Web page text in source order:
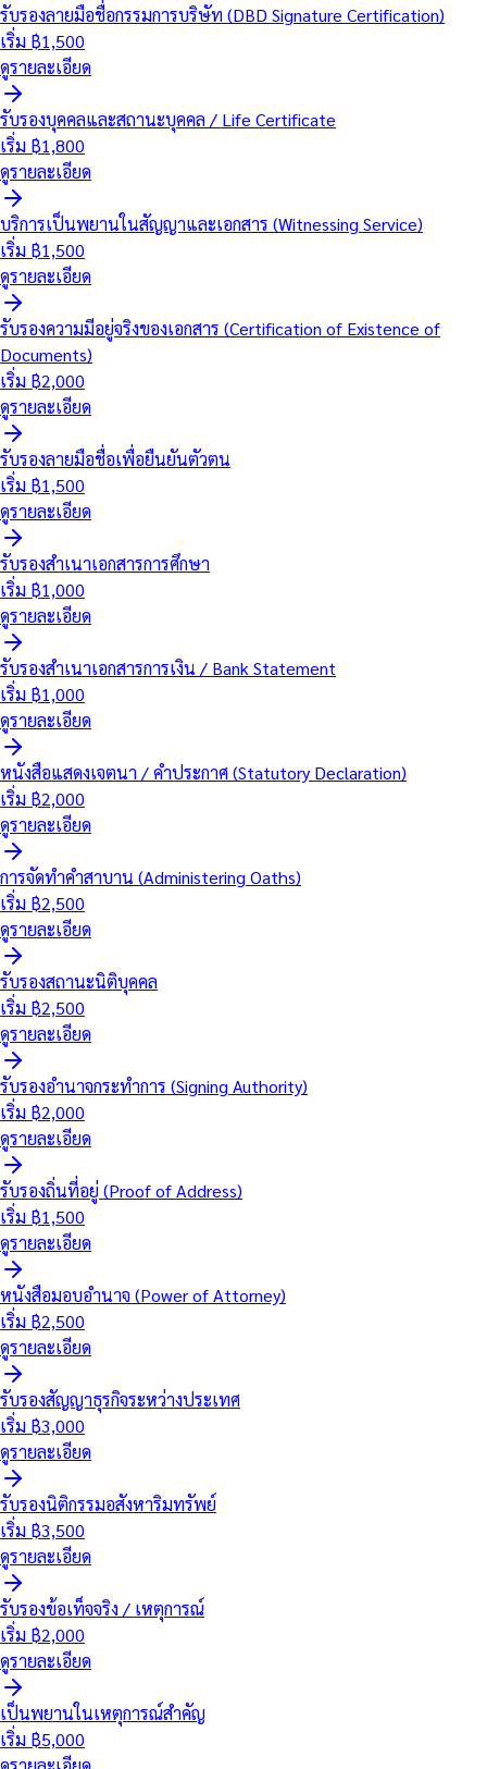
รับรองลายมือชื่อกรรมการบริษัท (DBD Signature Certification)
เริ่ม ฿1,500
ดูรายละเอียด
รับรองบุคคลและสถานะบุคคล / Life Certificate
เริ่ม ฿1,800
ดูรายละเอียด
บริการเป็นพยานในสัญญาและเอกสาร (Witnessing Service)
เริ่ม ฿1,500
ดูรายละเอียด
รับรองความมีอยู่จริงของเอกสาร (Certification of Existence of
Documents)
เริ่ม ฿2,000
ดูรายละเอียด
รับรองลายมือชื่อเพื่อยืนยันตัวตน
เริ่ม ฿1,500
ดูรายละเอียด
รับรองสำเนาเอกสารการศึกษา
เริ่ม ฿1,000
ดูรายละเอียด
รับรองสำเนาเอกสารการเงิน / Bank Statement
เริ่ม ฿1,000
ดูรายละเอียด
หนังสือแสดงเจตนา / คำประกาศ (Statutory Declaration)
เริ่ม ฿2,000
ดูรายละเอียด
การจัดทำคำสาบาน (Administering Oaths)
เริ่ม ฿2,500
ดูรายละเอียด
รับรองสถานะนิติบุคคล
เริ่ม ฿2,500
ดูรายละเอียด
รับรองอำนาจกระทำการ (Signing Authority)
เริ่ม ฿2,000
ดูรายละเอียด
รับรองถิ่นที่อยู่ (Proof of Address)
เริ่ม ฿1,500
ดูรายละเอียด
หนังสือมอบอำนาจ (Power of Attorney)
เริ่ม ฿2,500
ดูรายละเอียด
รับรองสัญญาธุรกิจระหว่างประเทศ
เริ่ม ฿3,000
ดูรายละเอียด
รับรองนิติกรรมอสังหาริมทรัพย์
เริ่ม ฿3,500
ดูรายละเอียด
รับรองข้อเท็จจริง / เหตุการณ์
เริ่ม ฿2,000
ดูรายละเอียด
เป็นพยานในเหตุการณ์สำคัญ
เริ่ม ฿5,000